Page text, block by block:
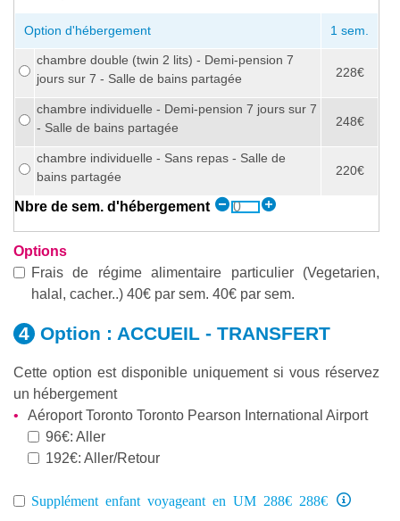
Option d'hébergement 1 sem.
chambre double (twin 2 lits) - Demi-pension 7
jours sur 7 - Salle de bains partagée
228€
chambre individuelle - Demi-pension 7 jours sur 7
- Salle de bains partagée
248€
chambre individuelle - Sans repas - Salle de
bains partagée
220€
Nbre de sem. d'hébergement
Options
Frais de régime alimentaire particulier (Vegetarien,
halal, cacher..) 40€ par sem. 40€ par sem.
Option : ACCUEIL - TRANSFERT
Cette option est disponible uniquement si vous réservez
un hébergement
Aéroport Toronto Toronto Pearson International Airport
96€: Aller
192€: Aller/Retour
Supplément enfant voyageant en UM 288€ 288€